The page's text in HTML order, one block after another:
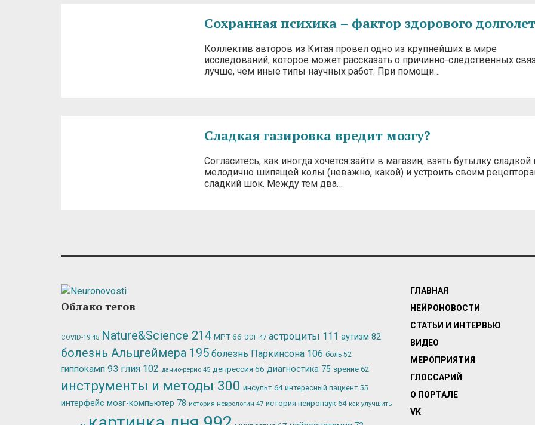
Сохранная психика – фактор здорового
Коллектив авторов из Китая провел одно из крупнейших в мире
исследований, которое может рассказать о причинно-следственных
лучше, чем иные типы научных работ. При помощи…
Сладкая газировка вредит мозгу?
Согласитесь, как иногда хочется зайти в магазин, взять бутылку сладкой
мелодично шипящей колы (неважно, какой) и устроить своим
сладкий шок. Между тем два…
Облако тегов
COVID-19 45 Nature&Science 214 МРТ66 ЭЭГ 47 астроциты 111 аутизм 82
болезнь Альцгеймера 195 болезнь Паркинсона 106 боль 52
гиппокамп 93 глия 102 данио-рерио 45 депрессия 66 диагностика 75 зрение 62
инструменты и методы 300 инсульт 64 интересный пациент 55
интерфейс мозг-компьютер 78 история неврологии 47 история нейронаук 64 как улучшить
ГЛАВНАЯ
НЕЙРОНОВОСТИ
СТАТЬИ И ИНТЕРВЬЮ
ВИДЕО
МЕРОПРИЯТИЯ
ГЛОССАРИЙ
О ПОРТАЛЕ
VK